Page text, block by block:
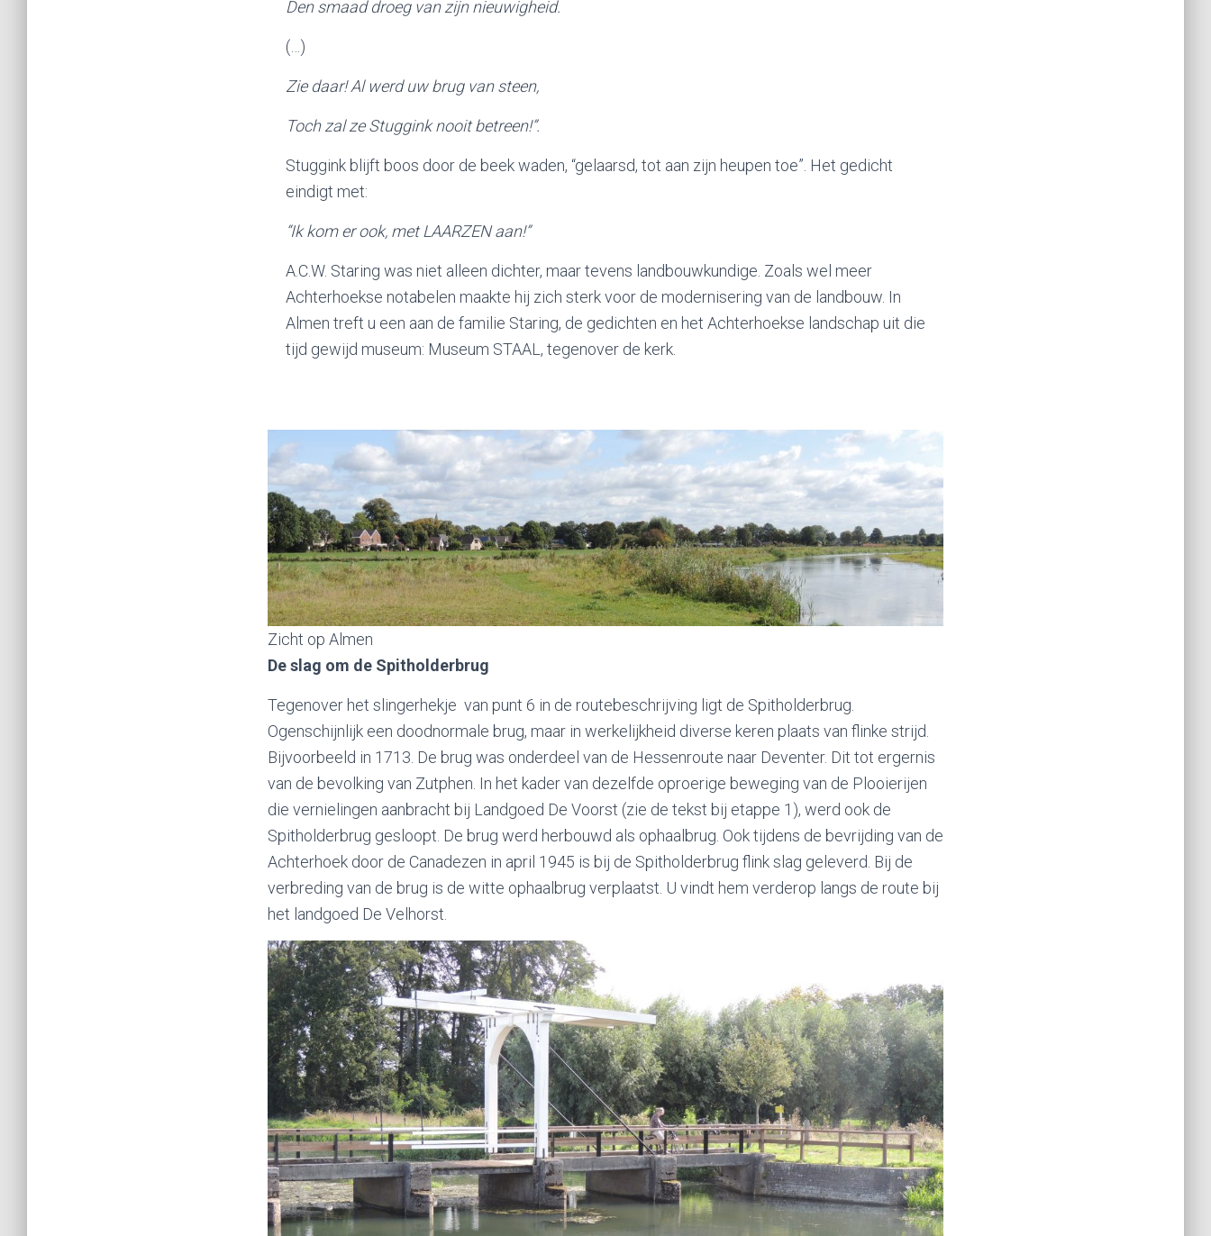
Den smaad droeg van zijn nieuwigheid.
(…)
Zie daar! Al werd uw brug van steen,
Toch zal ze Stuggink nooit betreen!”.
Stuggink blijft boos door de beek waden, “gelaarsd, tot aan zijn heupen toe”. Het gedicht
eindigt met:
“Ik kom er ook, met LAARZEN aan!”
A.C.W. Staring was niet alleen dichter, maar tevens landbouwkundige. Zoals wel meer
Achterhoekse notabelen maakte hij zich sterk voor de modernisering van de landbouw. In
Almen treft u een aan de familie Staring, de gedichten en het Achterhoekse landschap uit die
tijd gewijd museum: Museum STAAL, tegenover de kerk.
Zicht op Almen
De slag om de Spitholderbrug
Tegenover het slingerhekje van punt 6 in de routebeschrijving ligt de Spitholderbrug.
Ogenschijnlijk een doodnormale brug, maar in werkelijkheid diverse keren plaats van flinke strijd.
Bijvoorbeeld in 1713. De brug was onderdeel van de Hessenroute naar Deventer. Dit tot ergernis
van de bevolking van Zutphen. In het kader van dezelfde oproerige beweging van de Plooierijen
die vernielingen aanbracht bij Landgoed De Voorst (zie de tekst bij etappe 1), werd ook de
Spitholderbrug gesloopt. De brug werd herbouwd als ophaalbrug. Ook tijdens de bevrijding van de
Achterhoek door de Canadezen in april 1945 is bij de Spitholderbrug flink slag geleverd. Bij de
verbreding van de brug is de witte ophaalbrug verplaatst. U vindt hem verderop langs de route bij
het landgoed De Velhorst.